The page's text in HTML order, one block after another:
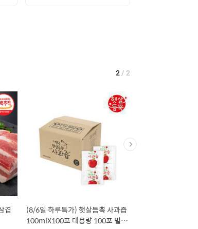
(단 하루 29900원) 본드 20 24 28
인치 여행용 캐리어 기내용 수화물
(단 하루 특가) 샘트리 맛
오리지널 1개(20g x 20개
1 / 2